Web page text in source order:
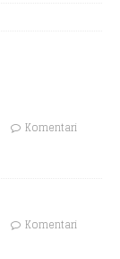
Komentari
Komentari